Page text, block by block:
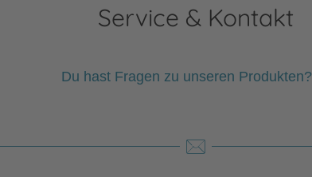
Service & Kontakt
Du hast Fragen zu unseren Produkten?